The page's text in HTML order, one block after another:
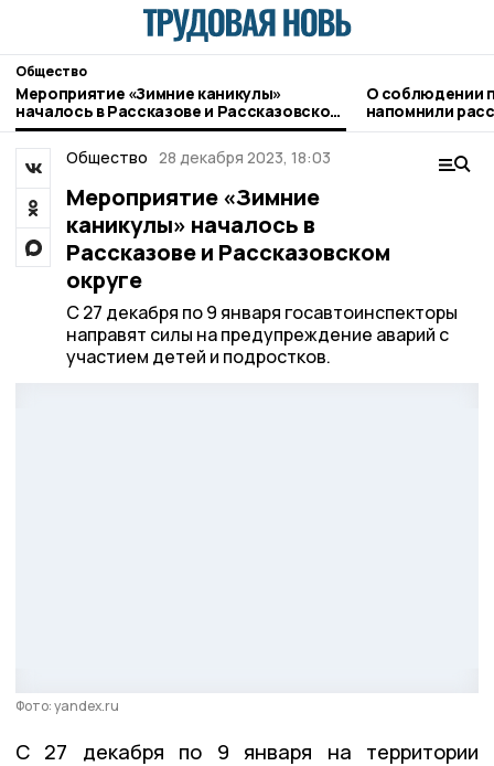
Общество
Мероприятие «Зимние каникулы»
началось в Рассказове и Рассказовском
округе
О соблюдении
напомнили
Общество 28 декабря 2023, 18:03
Мероприятие «Зимние
каникулы» началось в
Рассказове и Рассказовском
округе
С 27 декабря по 9 января госавтоинспекторы
направят силы на предупреждение аварий с
участием детей и подростков.
Фото: yandex.ru
С 27 декабря по 9 января на территории